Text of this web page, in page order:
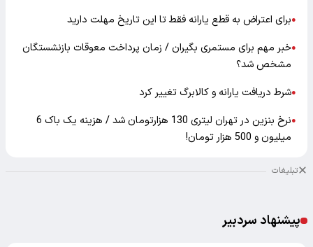
●برای اعتراض به قطع یارانه فقط تا این تاریخ مهلت دارید
●خبر مهم برای مستمری بگیران / زمان پرداخت معوقات بازنشستگان
مشخص شد؟
●شرط دریافت یارانه و کالابرگ تغییر کرد
●
نرخ بنزین در تهران لیتری 130 هزارتومان شد / هزینه یک باک 6
میلیون و 500 هزار تومان!
تبلیغات
پیشنهاد سردبیر